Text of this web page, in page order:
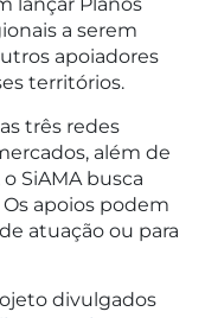
lançar Planos
a serem
apoiadores
territórios.
três redes
além de
SiAMA busca
apoios podem
atuação ou para
divulgados